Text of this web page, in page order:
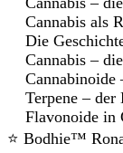
Cannabis als
Die
Cannabis –
Cannabinoide
Terpene – der
Flavonoide in
⭐️ Bodhie™